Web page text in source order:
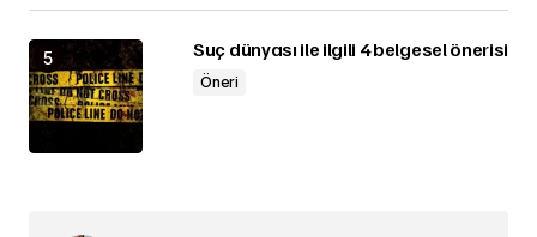
Suç dünyası ile ilgili 4 belgesel önerisi
Öneri